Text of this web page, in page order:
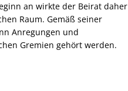
an wirkte der Beirat daher
Raum. Gemäß seiner
Anregungen und
Gremien gehört werden.